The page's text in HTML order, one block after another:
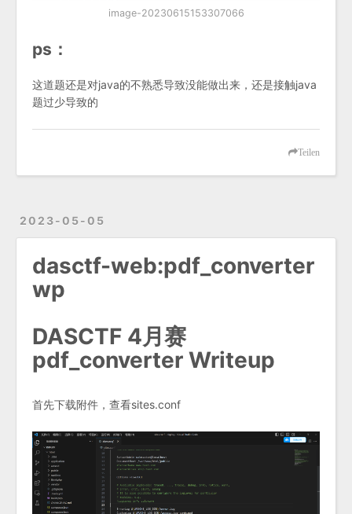
image-20230615153307066
ps：
这道题还是对java的不熟悉导致没能做出来，还是接触java
题过少导致的
Teilen
2023-05-05
dasctf-web:pdf_converter
wp
DASCTF 4月赛
pdf_converter Writeup
首先下载附件，查看sites.conf